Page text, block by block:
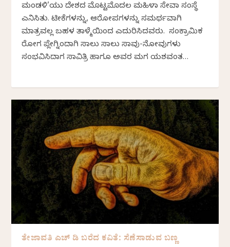
ಮಂಡಳಿ’ಯು ದೇಶದ ಮೊಟ್ಟಮೊದಲ ಮಹಿಳಾ ಸೇವಾ ಸಂಸ್ಥೆ
ಎನಿಸಿತು. ಟೀಕೆಗಳನ್ನು, ಆರೋಪಗಳನ್ನು ಸಮರ್ಥವಾಗಿ
ಮಾತ್ರವಲ್ಲ ಬಹಳ ತಾಳ್ಮೆಯಿಂದ ಎದುರಿಸಿದವರು. ಸಂಕ್ರಾಮಿಕ
ರೋಗ ಪ್ಲೇಗ್ನಿಂದಾಗಿ ಸಾಲು ಸಾಲು ಸಾವು-ನೋವುಗಳು
ಸಂಭವಿಸಿದಾಗ ಸಾವಿತ್ರಿ ಹಾಗೂ ಅವರ ಮಗ ಯಶವಂತ…
ತೇಜಾವತಿ ಎಚ್‌ ಡಿ ಬರೆದ ಕವಿತೆ: ಸೆಣೆಸಾಡುವ ಬಣ್ಣ